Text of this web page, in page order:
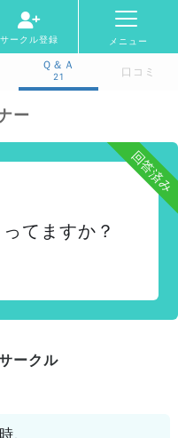
サークル登録 メニュー
Ｑ＆Ａ
21 口コミ
ー
回答済み
てますか？
ークル
、